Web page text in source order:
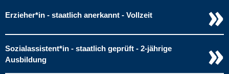
Erzieher​*in - staatlich anerkannt - Vollzeit »
Sozial­assistent​*in - staatlich geprüft - 2-jährige
Ausbildung
»